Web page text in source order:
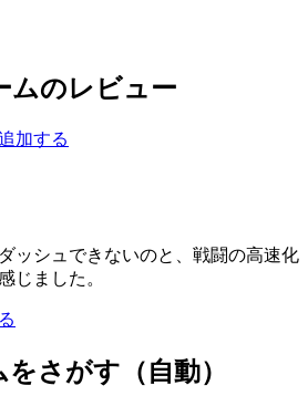
ムのレビュー
加する
ッシュできないのと、戦闘の高速化
じました。
さがす（自動）